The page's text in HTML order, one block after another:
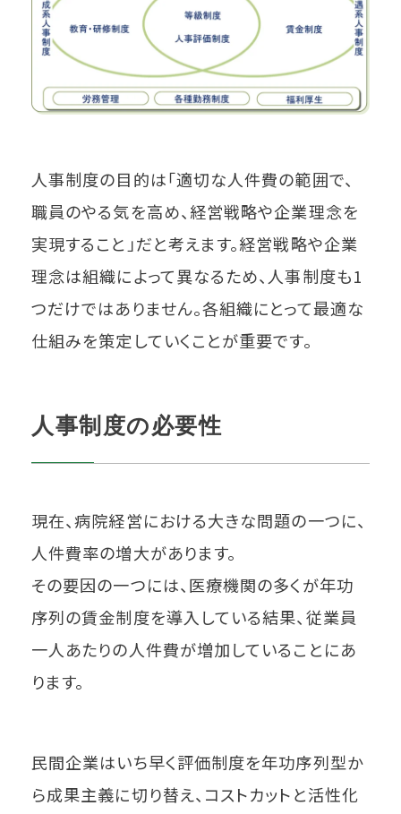
人事制度の目的は「適切な人件費の範囲で、
職員のやる気を高め、経営戦略や企業理念を
実現すること」だと考えます。経営戦略や企業
理念は組織によって異なるため、人事制度も1
つだけではありません。各組織にとって最適な
仕組みを策定していくことが重要です。
人事制度の必要性
現在、病院経営における大きな問題の一つに、
人件費率の増大があります。
その要因の一つには、医療機関の多くが年功
序列の賃金制度を導入している結果、従業員
一人あたりの人件費が増加していることにあ
ります。
民間企業はいち早く評価制度を年功序列型か
ら成果主義に切り替え、コストカットと活性化